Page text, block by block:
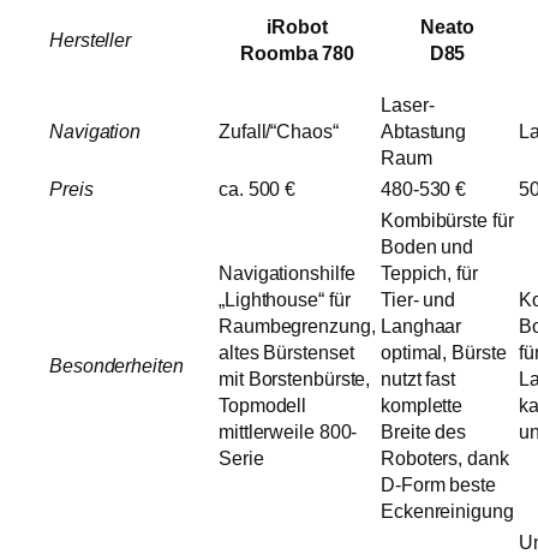
Hersteller
iRobot
Roomba 780
Neato
D85
Navigation Zufall/“Chaos“
Laser-
Abtastung
Raum
Preis ca. 500 € 480-530 €
Besonderheiten
Navigationshilfe
„Lighthouse“ für
Raumbegrenzung,
altes Bürstenset
mit Borstenbürste,
Topmodell
mittlerweile 800-
Serie
Kombibürste für
Boden und
Teppich, für
Tier- und
Langhaar
optimal, Bürste
nutzt fast
komplette
Breite des
Roboters, dank
D-Form beste
Eckenreinigung